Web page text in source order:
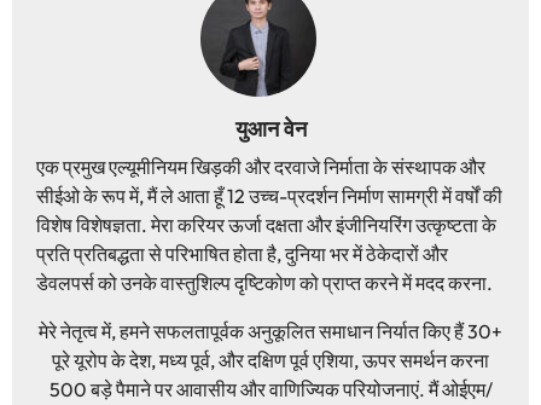
युआन वेन
एक प्रमुख एल्यूमीनियम खिड़की और दरवाजे निर्माता के संस्थापक और
सीईओ के रूप में, मैं ले आता हूँ 12 उच्च-प्रदर्शन निर्माण सामग्री में वर्षों की
विशेष विशेषज्ञता. मेरा करियर ऊर्जा दक्षता और इंजीनियरिंग उत्कृष्टता के
प्रति प्रतिबद्धता से परिभाषित होता है, दुनिया भर में ठेकेदारों और
डेवलपर्स को उनके वास्तुशिल्प दृष्टिकोण को प्राप्त करने में मदद करना.
मेरे नेतृत्व में, हमने सफलतापूर्वक अनुकूलित समाधान निर्यात किए हैं 30+
पूरे यूरोप के देश, मध्य पूर्व, और दक्षिण पूर्व एशिया, ऊपर समर्थन करना
500 बड़े पैमाने पर आवासीय और वाणिज्यिक परियोजनाएं. मैं ओईएम/